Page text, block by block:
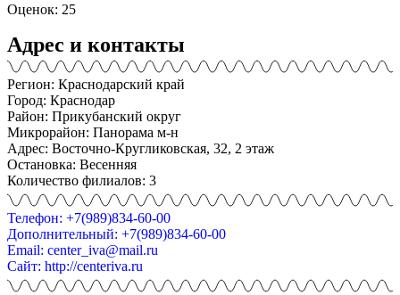
Оценок: 25
Адрес и контакты
Регион: Краснодарский край
Город: Краснодар
Район: Прикубанский округ
Микрорайон: Панорама м-н
Адрес: Восточно-Кругликовская, 32, 2 этаж
Остановка: Весенняя
Количество филиалов: 3
Телефон: +7(989)834-60-00
Дополнительный: +7(989)834-60-00
Email: center_iva@mail.ru
Сайт: http://centeriva.ru